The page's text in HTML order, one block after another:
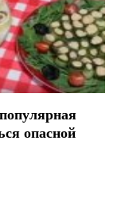
опасной